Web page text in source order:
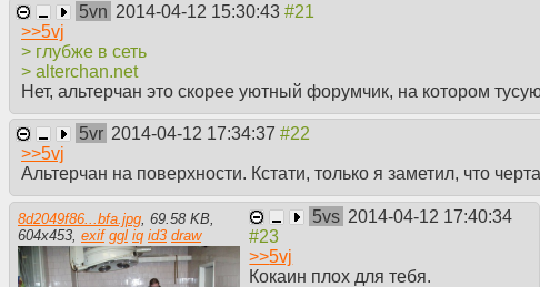
5vn 2014-04-12 15:30:43
>>5vj
> глубже в сеть
> alterchan.net
Нет, альтерчан это скорее уютный форумчик, на котором
5vr 2014-04-12 17:34:37
>>5vj
Альтерчан на поверхности. Кстати, только я заметил, что
8d2049f86...bfa.jpg, 69.58 KB,
604x453, exif ggl iq id3 draw
5vs 2014-04-12 17:40:34
>>5vj
Кокаин плох для тебя.